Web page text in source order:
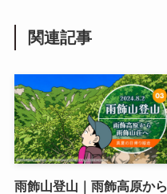
関連記事
雨飾山登山｜雨飾高原から